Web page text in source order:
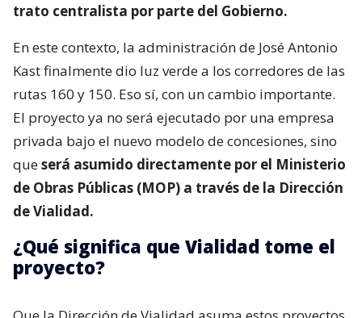
trato centralista por parte del Gobierno.
En este contexto, la administración de José Antonio
Kast finalmente dio luz verde a los corredores de las
rutas 160 y 150. Eso sí, con un cambio importante.
El proyecto ya no será ejecutado por una empresa
privada bajo el nuevo modelo de concesiones, sino
queserá asumido directamente por el Ministerio
de Obras Públicas (MOP) a través de la Dirección
de Vialidad.
¿Qué significa que Vialidad tome el
proyecto?